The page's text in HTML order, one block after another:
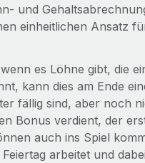
und
einheitlichen Ansatz
es Löhne gibt, die
kann dies am Ende
fällig sind, aber noch
Bonus verdient, der
auch ins Spiel
arbeitet und